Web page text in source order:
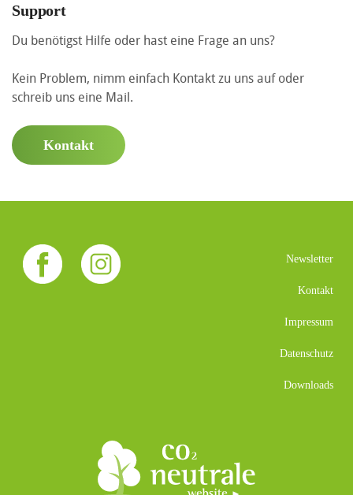
Support
Du benötigst Hilfe oder hast eine Frage an uns?
Kein Problem, nimm einfach Kontakt zu uns auf oder
schreib uns eine Mail.
Kontakt
Newsletter
Kontakt
Impressum
Datenschutz
Downloads